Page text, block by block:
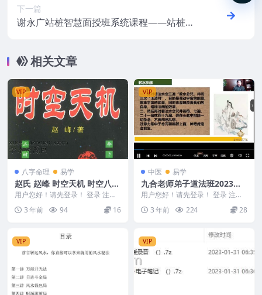
下一篇
谢永广站桩智慧面授班系统课程——站桩精
相关文章
VIP
八字命理 易学
赵氏 赵峰 时空天机 时空八字
220P.pdf
用户您好！请先登录！ 登录 注册
时空天机 时空八字 220P.pdf 赵氏
... 3 年前 94 16
VIP
中医 易学
九合老师弟子道法班2023最
新《和络文化九合老师隔空疗
法道法弟子班》视频9集，6
个小时
用户您好！请先登录！ 登录 注册
2023最新《和络文化九合老师隔
空疗法道法弟子...
3 年前 224 28
VIP VIP